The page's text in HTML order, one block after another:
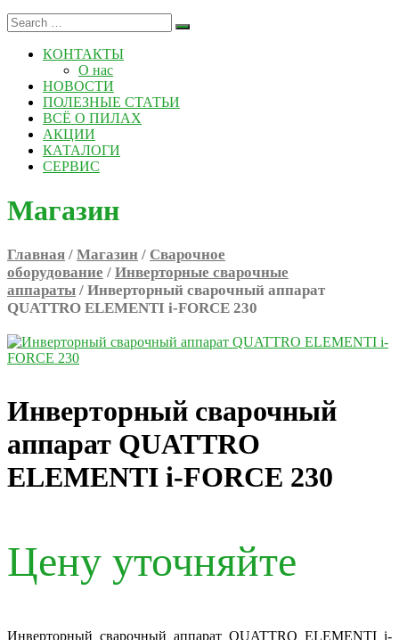
КОНТАКТЫ
О нас
НОВОСТИ
ПОЛЕЗНЫЕ СТАТЬИ
ВСЁ О ПИЛАХ
АКЦИИ
КАТАЛОГИ
СЕРВИС
Магазин
Главная / Магазин / Сварочное
оборудование / Инверторные сварочные
аппараты / Инверторный сварочный аппарат
QUATTRO ELEMENTI i-FORCE 230
Инверторный сварочный
аппарат QUATTRO
ELEMENTI i-FORCE 230
Цену уточняйте
Инверторный сварочный аппарат QUATTRO ELEMENTI i-